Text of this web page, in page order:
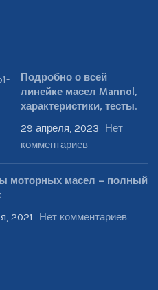
Подробно о всей
линейке масел Mannol,
характеристики, тесты.
29 апреля, 2023
Нет
комментариев
моторных масел – полный
2021 Нет комментариев